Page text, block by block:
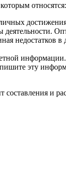
относятся:
недостатков
эту
составления и